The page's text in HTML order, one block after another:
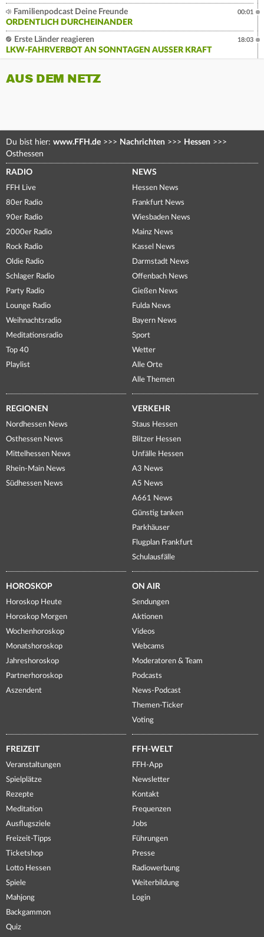
Familienpodcast Deine Freunde
ORDENTLICH DURCHEINANDER
00:01
Erste Länder reagieren
LKW-FAHRVERBOT AN SONNTAGEN AUSSER KRAFT
18:03
AUS DEM NETZ
Du bist hier: www.FFH.de >>> Nachrichten >>> Hessen >>>
Osthessen
RADIO
FFH Live
80er Radio
90er Radio
2000er Radio
Rock Radio
Oldie Radio
Schlager Radio
Party Radio
Lounge Radio
Weihnachtsradio
Meditationsradio
Top 40
Playlist
NEWS
Hessen News
Frankfurt News
Wiesbaden News
Mainz News
Kassel News
Darmstadt News
Offenbach News
Gießen News
Fulda News
Bayern News
Sport
Wetter
Alle Orte
Alle Themen
REGIONEN
Nordhessen News
Osthessen News
Mittelhessen News
Rhein-Main News
Südhessen News
VERKEHR
Staus Hessen
Blitzer Hessen
Unfälle Hessen
A3 News
A5 News
A661 News
Günstig tanken
Parkhäuser
Flugplan Frankfurt
Schulausfälle
HOROSKOP
Horoskop Heute
Horoskop Morgen
Wochenhoroskop
Monatshoroskop
Jahreshoroskop
Partnerhoroskop
Aszendent
ON AIR
Sendungen
Aktionen
Videos
Webcams
Moderatoren & Team
Podcasts
News-Podcast
Themen-Ticker
Voting
FREIZEIT
Veranstaltungen
Spielplätze
Rezepte
Meditation
Ausflugsziele
Freizeit-Tipps
Ticketshop
Lotto Hessen
Spiele
Mahjong
Backgammon
Quiz
FFH-WELT
FFH-App
Newsletter
Kontakt
Frequenzen
Jobs
Führungen
Presse
Radiowerbung
Weiterbildung
Login